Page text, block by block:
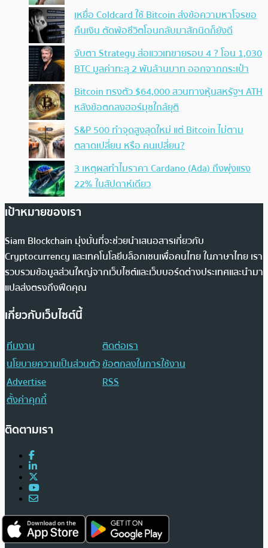
เหยื่อ Coldcard ใช้ Bitcoin ส่งข้อความหาโจรขอ
คืนเงิน ตัดพ้อชีวิตโอนกลับมาสักนิดก็ยังดี
จับตา Strategy ส่อแววเทขายรอบ 4 ? โอน 1,030
BTC มูลค่าทะลุ 2 พันล้านบาท ออกจากกระเป๋า
Bitcoin ทรงตัว $64,000 สวนทางหุ้นสหรัฐฯ ATH
หลังข้อตกลงฮอร์มุซใกล้ยุติ
S&P 500 ทำจุดสูงสุดใหม่ แต่ Bitcoin ไม่ตาม
ตลาดเปลี่ยน หรือ คนเปลี่ยน?
3 เหตุผลทำไมราคา Cardano (Ada) ถึงพุ่งแรง
22% ในสัปดาห์เดียว
เป้าหมายของเรา
Siam Blockchain มุ่งมั่นที่จะช่วยนำเสนอสารเกี่ยวกับ
Cryptocurrency และเทคโนโลยีบล็อกเชนเพื่อคนไทย ในภาษาไทย เรา
รวบรวมข้อมูลส่วนใหญ่จากเว็บไซต์และเว็บบอร์ดต่างประเทศและนำมา
แปลส่งตรงถึงฟีดคุณ
เกี่ยวกับเว็บไซต์นี้
ทีมงาน
ติดต่อเรา
นโยบายความเป็นส่วนตัวข้อตกลงในการใช้งาน
Advertise
RSS
ตั้งค่าคุกกี้
ติดตามเรา